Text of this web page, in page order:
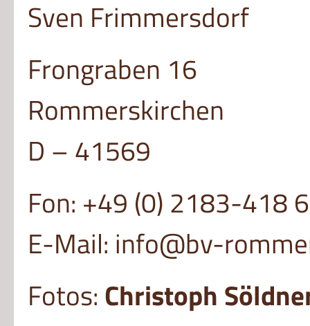
Sven Frimmersdorf
Frongraben 16
Rommerskirchen
D – 41569
Fon: +49 (0) 2183-418
E-Mail: info@bv-
Fotos: Christoph